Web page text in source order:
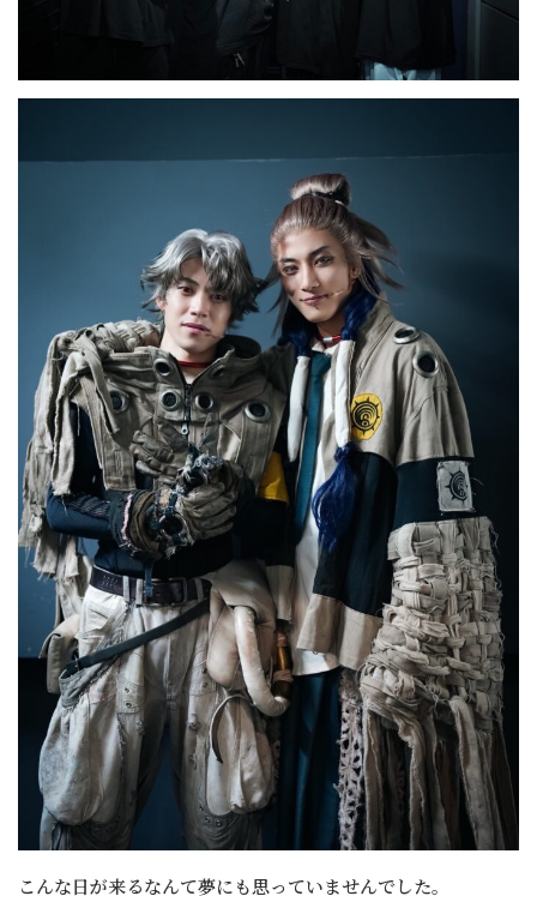
こんな日が来るなんて夢にも思っていませんでした。